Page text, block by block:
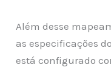
Além desse
as especificações
está configurado